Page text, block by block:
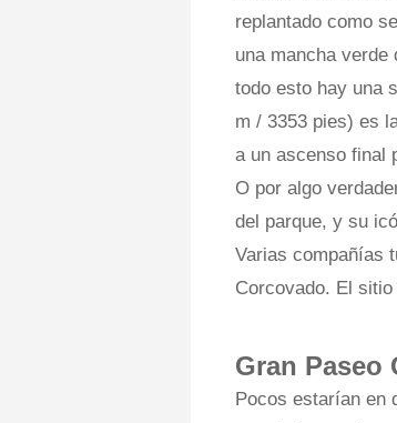
replantado como
una mancha
todo esto hay una
m / 3353 pies) es
a un ascenso final
O por algo
del parque, y su
Varias compañías
Corcovado. El
Gran Paseo
Pocos estarían en